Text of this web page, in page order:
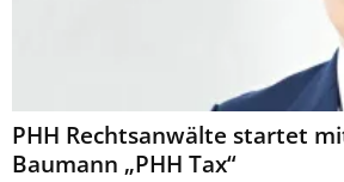
PHH Rechtsanwälte startet
Baumann „PHH Tax“